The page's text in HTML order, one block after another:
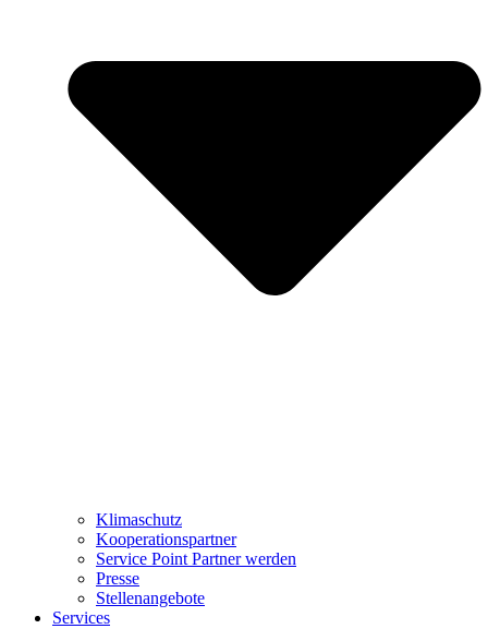
Klimaschutz
Kooperationspartner
Service Point Partner werden
Presse
Stellenangebote
Services